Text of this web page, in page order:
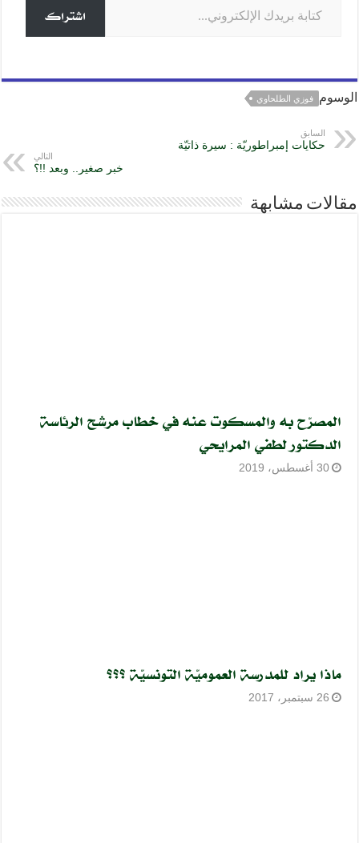
k
اشتراك
الوسوم ‎فوزي الطلحاوي‎
السابق
حكايات إمبراطوريّة : سيرة ذاتيّة
التالي
خبر صغير.. وبعد !!؟
مقالات مشابهة
المصرّح به والمسكوت عنه في خطاب مرشح الرئاسة
الدكتور لطفي المرايحي
30 أغسطس، 2019
ماذا يراد للمدرسة العموميّة التونسيّة ؟؟؟
26 سبتمبر، 2017